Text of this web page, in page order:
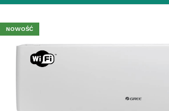
NOWOŚĆ